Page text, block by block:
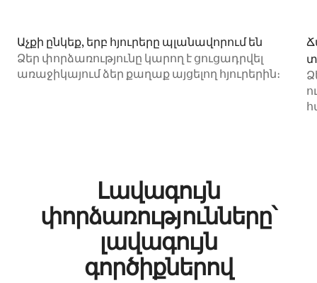
Աչքի ընկեք, երբ հյուրերը պլանավորում են
Ձեր փորձառությունը կարող է ցուցադրվել
առաջիկայում ձեր քաղաք այցելող հյուրերին։
Լավագույն
փորձառությունները՝
լավագույն
գործիքներով